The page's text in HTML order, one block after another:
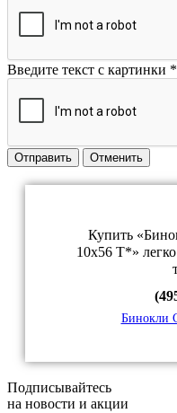
Введите текст с картинки *
Отправить Отменить
Купить
10x56 T*»
Бинокли
Подписывайтесь
на новости и акции